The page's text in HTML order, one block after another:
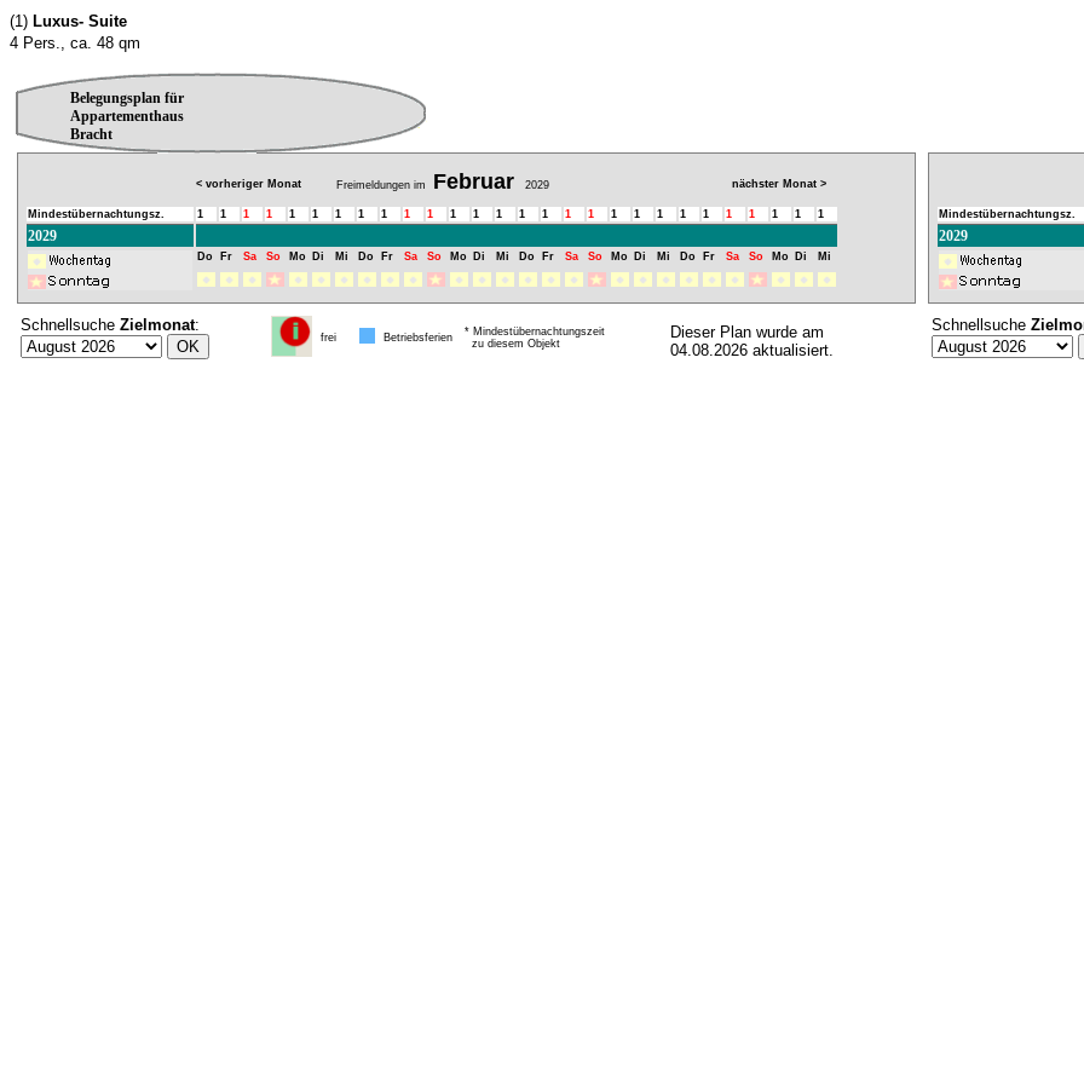
(1) Luxus- Suite
4 Pers., ca. 48 qm
Belegungsplan für
Appartementhaus
Bracht
< vorheriger Monat Freimeldungen im Februar 2029 nächster Monat >
Mindestübernachtungsz. 1 1 1 1 1 1 1 1 1 1 1 1 1 1 1 1 1 1 1 1 1 1 1 1 1 1 1 1
2029
Do Fr Sa So Mo Di Mi Do Fr Sa So Mo Di Mi Do Fr Sa So Mo Di Mi Do Fr Sa So Mo Di Mi
Schnellsuche Zielmonat:
frei Betriebsferien
* Mindestübernachtungszeit
zu diesem Objekt
Dieser Plan wurde am
04.08.2026 aktualisiert.
Mindestübernachtungsz.
2029
Schnellsuche